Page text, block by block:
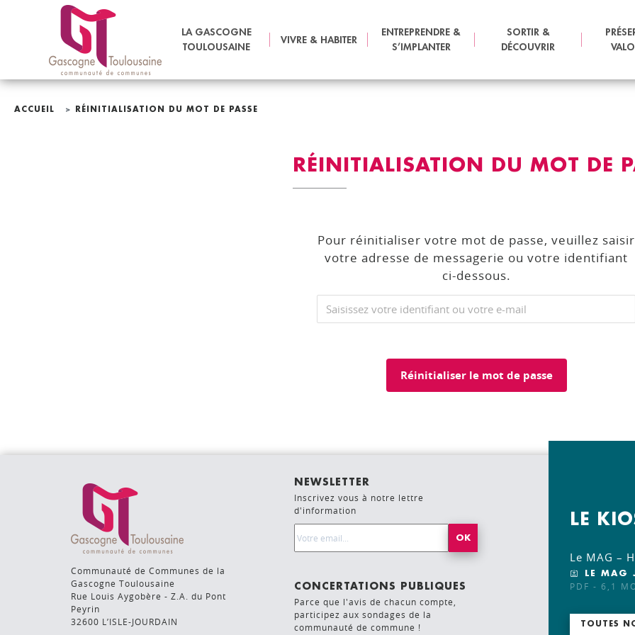
LA GASCOGNE
TOULOUSAINE
VIVRE & HABITER
ENTREPRENDRE &
S’IMPLANTER
SORTIR &
DÉCOUVRIR
ACCUEIL RÉINITIALISATION DU MOT DE PASSE
RÉINITIALISATION DU MOT DE
Pour réinitialiser votre mot de passe, veuillez saisir
votre adresse de messagerie ou votre identifiant
ci-dessous.
Communauté de Communes de la
Gascogne Toulousaine
Rue Louis Aygobère - Z.A. du Pont
Peyrin
32600 L’ISLE-JOURDAIN
NEWSLETTER
Inscrivez vous à notre lettre
d'information
CONCERTATIONS PUBLIQUES
Parce que l'avis de chacun compte,
participez aux sondages de la
communauté de commune !
LE
Le MAG –
LE MAG
PDF - 6,1
TOUTES